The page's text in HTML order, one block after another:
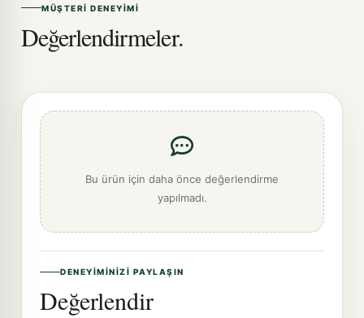
MÜŞTERI DENEYIMI
Değerlendirmeler.
Bu ürün için daha önce değerlendirme
yapılmadı.
DENEYIMINIZI PAYLAŞIN
Değerlendir